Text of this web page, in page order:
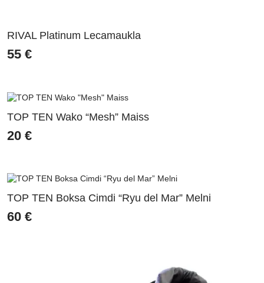
RIVAL Platinum Lecamaukla
55 €
TOP TEN Wako “Mesh” Maiss
20 €
TOP TEN Boksa Cimdi “Ryu del Mar” Melni
60 €